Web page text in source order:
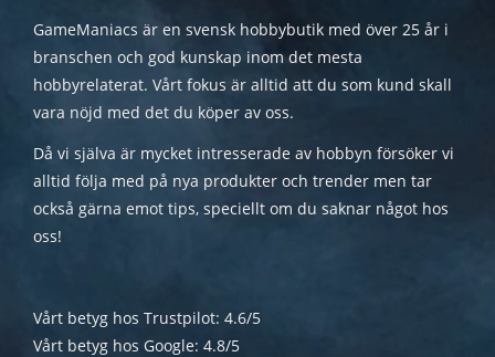
GameManiacs är en svensk hobbybutik med över 25 år i
branschen och god kunskap inom det mesta
hobbyrelaterat. Vårt fokus är alltid att du som kund skall
vara nöjd med det du köper av oss.
Då vi själva är mycket intresserade av hobbyn försöker vi
alltid följa med på nya produkter och trender men tar
också gärna emot tips, speciellt om du saknar något hos
oss!
Vårt betyg hos Trustpilot: 4.6/5
Vårt betyg hos Google: 4.8/5